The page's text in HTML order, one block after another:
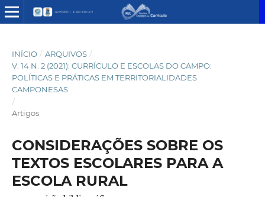
INÍCIO / ARQUIVOS /
V. 14 N. 2 (2021): CURRÍCULO E ESCOLAS DO CAMPO:
POLÍTICAS E PRÁTICAS EM TERRITORIALIDADES
CAMPONESAS
/
Artigos
CONSIDERAÇÕES SOBRE OS
TEXTOS ESCOLARES PARA A
ESCOLA RURAL